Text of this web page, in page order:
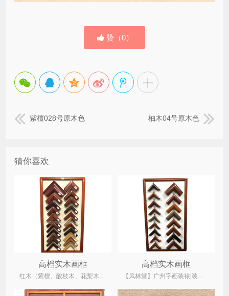
赞（0）
紫檀028号原木色 柚木04号原木色
猜你喜欢
高档实木画框 高档实木画框